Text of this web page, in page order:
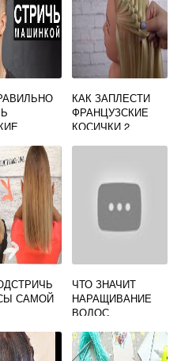
КАК ЗАПЛЕСТИ
ФРАНЦУЗСКИЕ
КОСИЧКИ 2
САМОЙ
ЧТО ЗНАЧИТ
НАРАЩИВАНИЕ
ВОЛОС